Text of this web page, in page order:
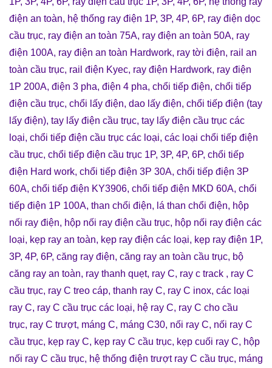
điện an toàn, hệ thống ray điện 1P, 3P, 4P, 6P, ray điện dọc
cầu trục, ray điện an toàn 75A, ray điện an toàn 50A, ray
điện 100A, ray điện an toàn Hardwork, ray tời điện, rail an
toàn cầu trục, rail điện Kyec, ray điện Hardwork, ray điện
1P 200A, điện 3 pha, điện 4 pha, chổi tiếp điện, chổi tiếp
điện cầu trục, chổi lấy điện, dao lấy điện, chổi tiếp điện (tay
lấy điện), tay lấy điện cầu trục, tay lấy điện cầu trục các
loại, chổi tiếp điện cầu trục các loại, các loại chổi tiếp điện
cầu trục, chổi tiếp điện cầu trục 1P, 3P, 4P, 6P, chổi tiếp
điện Hard work, chổi tiếp điện 3P 30A, chổi tiếp điện 3P
60A, chổi tiếp điện KY3906, chổi tiếp điện MKD 60A, chổi
tiếp điện 1P 100A, than chổi điện, lá than chổi điện, hộp
nối ray điện, hộp nối ray điện cầu trục, hộp nối ray điện các
loại, kẹp ray an toàn, kẹp ray điện các loại, kẹp ray điện 1P,
3P, 4P, 6P, căng ray điện, căng ray an toàn cầu trục, bộ
căng ray an toàn, ray thanh quẹt, ray C, ray c track , ray C
cầu trục, ray C treo cáp, thanh ray C, ray C inox, các loại
ray C, ray C cầu trục các loại, hệ ray C, ray C cho cầu
trục, ray C trượt, máng C, máng C30, nối ray C, nối ray C
cầu trục, kẹp ray C, kẹp ray C cầu trục, kẹp cuối ray C, hộp
nối ray C cầu trục, hệ thống điện trượt ray C cầu trục, máng